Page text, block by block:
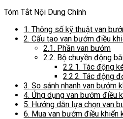
Tóm Tắt Nội Dung Chính
1. Thông số kỹ thuật van
2. Cấu tạo van bướm điều
2.1. Phần van bướm
2.2. Bộ chuyền động
2.2.1. Tác động
2.2.2. Tác động
3. So sánh nhanh van bướm
4. Ứng dụng van bướm điều
5. Hướng dẫn lựa chọn van
6. Mua van bướm điều khiển